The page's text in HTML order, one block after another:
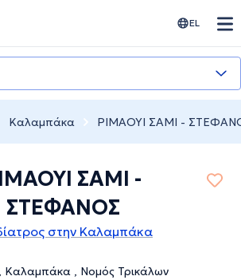
EL
Καλαμπάκα ΡΙΜΑΟΥΙ ΣΑΜΙ -
ΣΑΜΙ -
ΣΤΕΦΑΝΟΣ
στην Καλαμπάκα
, Νομός Τρικάλων